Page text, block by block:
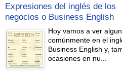
Expresiones del inglés de los
negocios o Business English
Hoy vamos a ver
comúnmente en el
Business English y,
ocasiones en nu...